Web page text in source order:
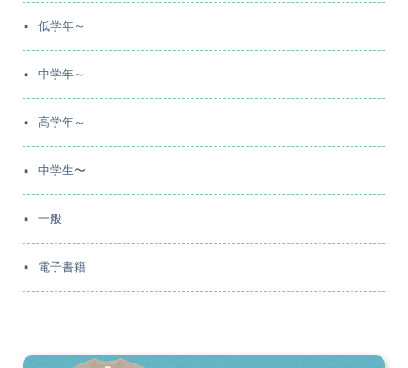
低学年～
中学年～
高学年～
中学生〜
一般
電子書籍